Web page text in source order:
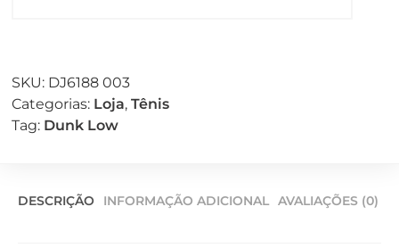
SKU: DJ6188 003
Categorias: Loja, Tênis
Tag: Dunk Low
DESCRIÇÃO INFORMAÇÃO ADICIONAL AVALIAÇÕES (0)